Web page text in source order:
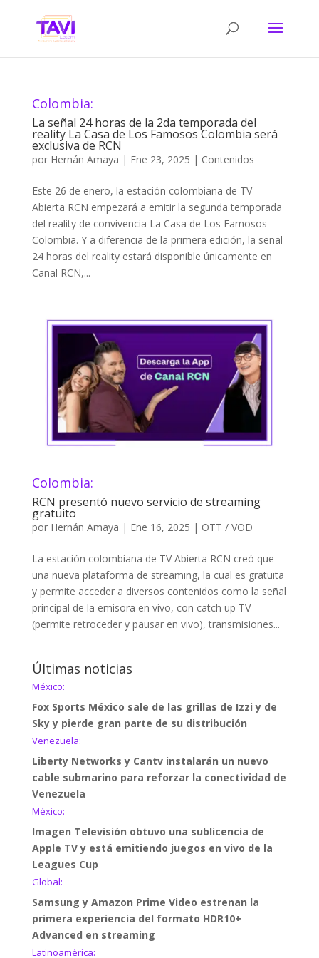
Colombia:
La señal 24 horas de la 2da temporada del
reality La Casa de Los Famosos Colombia será
exclusiva de RCN
por Hernán Amaya | Ene 23, 2025 | Contenidos
Este 26 de enero, la estación colombiana de TV
Abierta RCN empezará a emitir la segunda temporada
del reality de convivencia La Casa de Los Famosos
Colombia. Y a diferencia de la primera edición, la señal
24 horas del reality estará disponible únicamente en
Canal RCN,...
Colombia:
RCN presentó nuevo servicio de streaming
gratuito
por Hernán Amaya | Ene 16, 2025 | OTT / VOD
La estación colombiana de TV Abierta RCN creó que
una nueva plataforma de streaming, la cual es gratuita
y permite acceder a diversos contenidos como la señal
principal de la emisora en vivo, con catch up TV
(permite retroceder y pausar en vivo), transmisiones...
Últimas noticias
México:
Fox Sports México sale de las grillas de Izzi y de
Sky y pierde gran parte de su distribución
Venezuela:
Liberty Networks y Cantv instalarán un nuevo
cable submarino para reforzar la conectividad de
Venezuela
México:
Imagen Televisión obtuvo una sublicencia de
Apple TV y está emitiendo juegos en vivo de la
Leagues Cup
Global:
Samsung y Amazon Prime Video estrenan la
primera experiencia del formato HDR10+
Advanced en streaming
Latinoamérica: